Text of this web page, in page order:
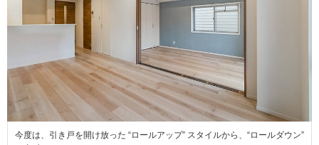
今度は、引き戸を開け放った “ロールアップ” スタイルから、“ロールダウン”